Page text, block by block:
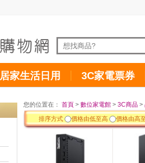
居家生活日用 3C家電票券
您的位置在： 首頁 > 數位家電館 > 3C商品 >
排序方式
價格由低至高 價格由高